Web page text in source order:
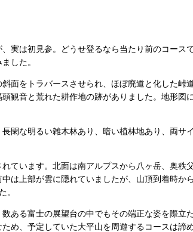
実は初見参。どうせ登るなら当たり前のコー
した。
面をトラバースさせられ、ほぼ廃道と化した
観音と荒れた耕作地の跡がありました。地形
閑な明るい雑木林あり、暗い植林地あり、両サ
ています。北面は南アルプスから八ヶ岳、奥
は上部が雲に隠れていましたが、山頂到着時
。
ある富士の展望台の中でもその端正な姿を際
め、予定していた大平山を周遊するコースは諦